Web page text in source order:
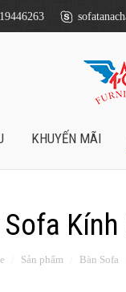
KHUYẾN MÃI
Sofa
Sản phẩm Bàn Sofa